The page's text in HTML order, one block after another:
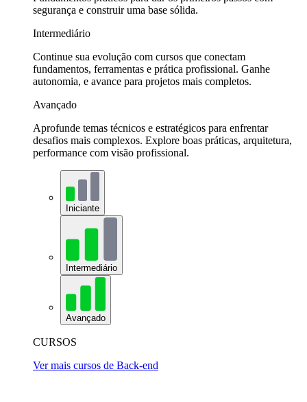
segurança e construir uma base sólida.
Intermediário
Continue sua evolução com cursos que conectam
fundamentos, ferramentas e prática profissional. Ganhe
autonomia, e avance para projetos mais completos.
Avançado
Aprofunde temas técnicos e estratégicos para enfrentar
desafios mais complexos. Explore boas práticas, arquitetura,
performance com visão profissional.
Iniciante
Intermediário
Avançado
CURSOS
Ver mais cursos de Back-end